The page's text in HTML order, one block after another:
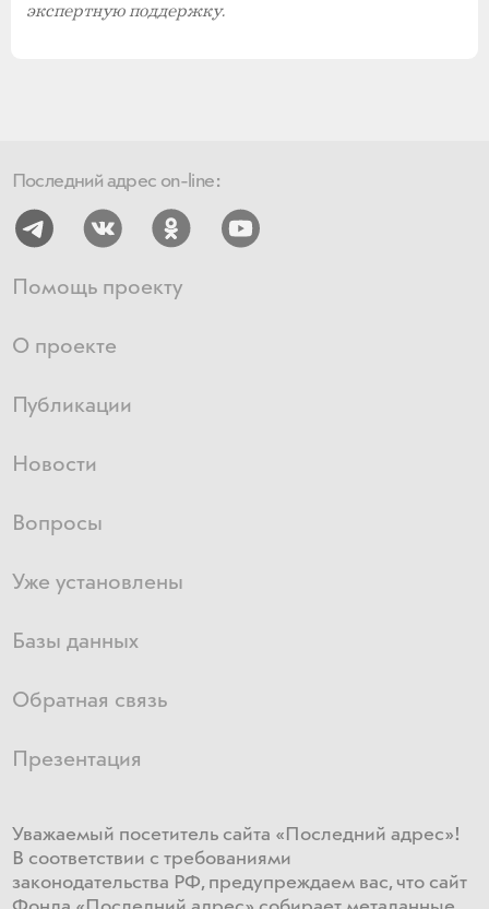
экспертную поддержку.
Последний адрес on-line:
Помощь проекту
О проекте
Публикации
Новости
Вопросы
Уже установлены
Базы данных
Обратная связь
Презентация
Уважаемый посетитель сайта «Последний адрес»!
В соответствии с требованиями
законодательства РФ, предупреждаем вас, что сайт